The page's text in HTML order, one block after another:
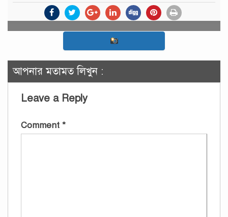
আপনার মতামত লিখুন :
Leave a Reply
Comment *